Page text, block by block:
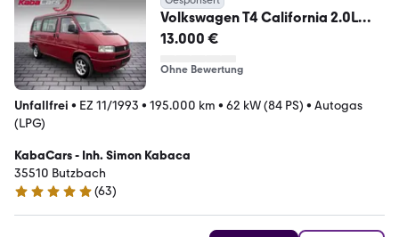
Volkswagen T4 California 2.0L
*Tüv/Au neu *LPG Gasanlage
13.000 €
Ohne Bewertung
Unfallfrei • EZ 11/1993 • 195.000 km • 62 kW (84 PS) • Autogas
(LPG)
KabaCars - Inh. Simon Kabaca
35510 Butzbach
4.8 Sterne
(63)